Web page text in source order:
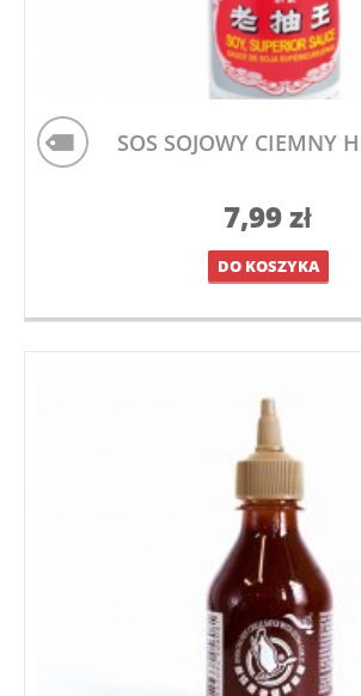
SOS SOJOWY CIEMNY
7,99zł
DO KOSZYKA